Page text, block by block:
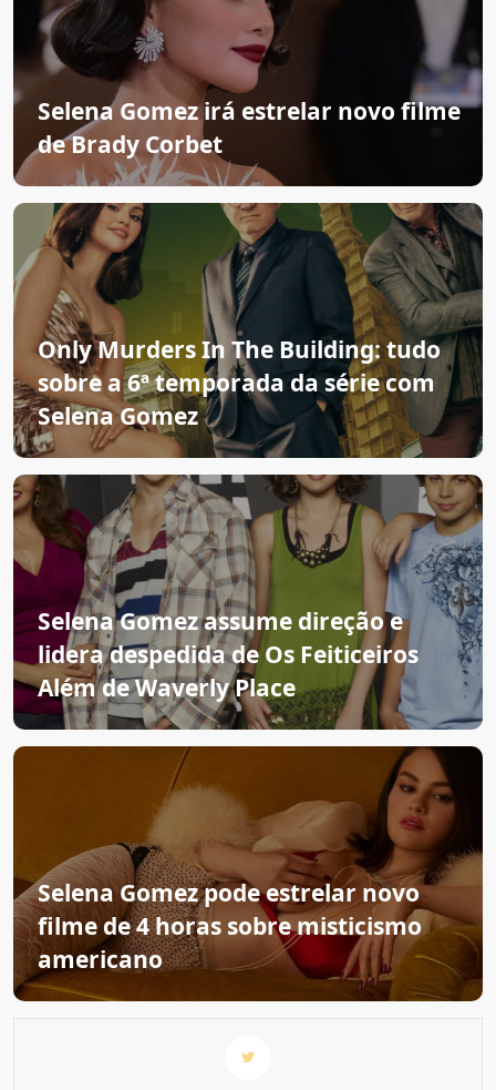
Selena Gomez irá estrelar novo filme
de Brady Corbet
Only Murders In The Building: tudo
sobre a 6ª temporada da série com
Selena Gomez
Selena Gomez assume direção e
lidera despedida de Os Feiticeiros
Além de Waverly Place
Selena Gomez pode estrelar novo
filme de 4 horas sobre misticismo
americano